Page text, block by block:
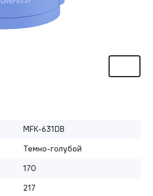
MFK-631DB
Темно-голубой
170
217